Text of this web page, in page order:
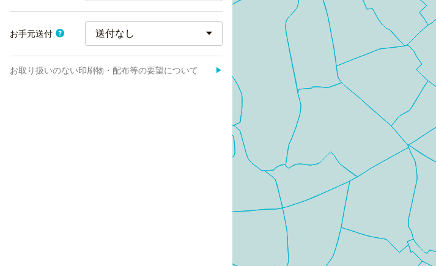
お手元送付
お取り扱いのない印刷物・配布等の要望について ▶